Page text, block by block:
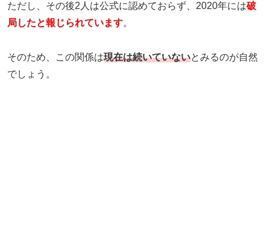
ただし、その後2人は公式に認めておらず、2020年には破
局したと報じられています。
そのため、この関係は現在は続いていないとみるのが自然
でしょう。